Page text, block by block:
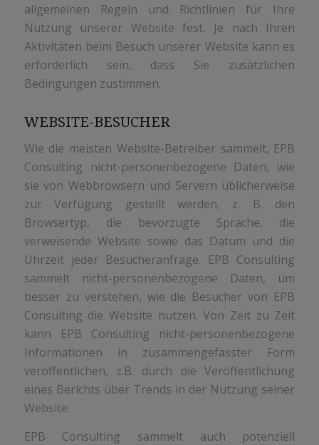
allgemeinen Regeln und Richtlinien für Ihre
Nutzung unserer Website fest. Je nach Ihren
Aktivitäten beim Besuch unserer Website kann es
erforderlich sein, dass Sie zusätzlichen
Bedingungen zustimmen.
WEBSITE-BESUCHER
Wie die meisten Website-Betreiber sammelt, EPB
Consulting nicht-personenbezogene Daten, wie
sie von Webbrowsern und Servern üblicherweise
zur Verfügung gestellt werden, z. B. den
Browsertyp, die bevorzugte Sprache, die
verweisende Website sowie das Datum und die
Uhrzeit jeder Besucheranfrage. EPB Consulting
sammelt nicht-personenbezogene Daten, um
besser zu verstehen, wie die Besucher von EPB
Consulting die Website nutzen. Von Zeit zu Zeit
kann EPB Consulting nicht-personenbezogene
Informationen in zusammengefasster Form
veröffentlichen, z.B. durch die Veröffentlichung
eines Berichts über Trends in der Nutzung seiner
Website.
EPB Consulting sammelt auch potenziell